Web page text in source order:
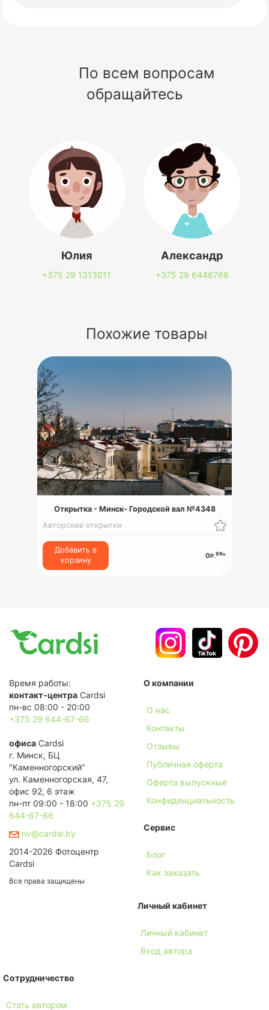
По всем вопросам
обращайтесь
Юлия
+375 29 1313011
Александр
+375 29 6446766
Похожие товары
Открытка - Минск- Городской вал №4348
Авторские открытки
Добавить в
корзину
0Р.99к.
Время работы:
контакт-центра Cardsi
пн-вс 08:00 - 20:00
+375 29 644-67-66
офиса Cardsi
г. Минск, БЦ
"Каменногорский"
ул. Каменногорская, 47,
офис 92, 6 этаж
пн-пт 09:00 - 18:00 +375 29
644-67-66
nv@cardsi.by
2014-2026 Фотоцентр
Cardsi
Все права защищены
О компании
О нас
Контакты
Отзывы
Публичная оферта
Оферта выпускные
Конфиденциальность
Сервис
Блог
Как заказать
Личный кабинет
Личный кабинет
Вход автора
Сотрудничество
Стать автором